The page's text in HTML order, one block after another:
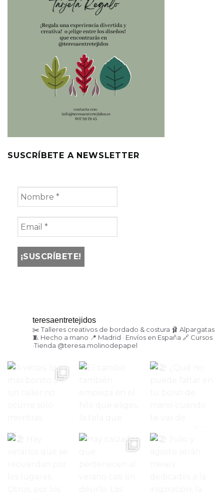
SUSCRÍBETE A NEWSLETTER
teresaentretejidos
✂️ Talleres creativos de bordado & costura 🩰 Alpargatas
🧵 Hecho a mano 📍 Madrid · Envíos en España 🔗 Cursos
·Tienda @teresa.molinodepapel